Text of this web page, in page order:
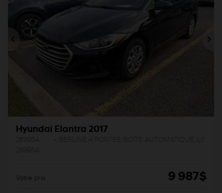
Précédent
Hyundai Elantra 2017
Votre prix 9 987$